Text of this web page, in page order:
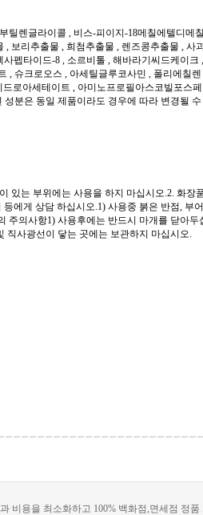
틸렌글라이콜 , 비스-피이지-18메칠에텔디
보리추출물 , 희첨추출물 , 렌즈콩추출물 ,
펩타이드-8 , 소르비톨 , 해바라기씨드케이
, 슈크로오스 , 아세틸글루코사민 , 폴리에칠
로아세테이트 , 아미노프로필아스코빌포스
분은 동일 제품이라도 경우에 따라 변경될
있는 부위에는 사용을 하지 마십시오.2. 화
에게 상담 하십시오.1) 사용중 붉은 반점,
주의사항1) 사용후에는 반드시 마개를 닫아
직사광선이 닿는 곳에는 보관하지 마십시오.
비용을 최소화하고 100% 백화점,면세점 정